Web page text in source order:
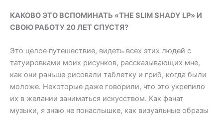
КАКОВО ЭТО ВСПОМИНАТЬ «THE SLIM SHADY LP» И
СВОЮ РАБОТУ 20 ЛЕТ СПУСТЯ?
Это целое путешествие, видеть всех этих людей с
татуировками моих рисунков, рассказывающих мне,
как они раньше рисовали таблетку и гриб, когда были
моложе. Некоторые даже говорили, что это укрепило
их в желании заниматься искусством. Как фанат
музыки, я знаю не понаслышке, как визуальные образы